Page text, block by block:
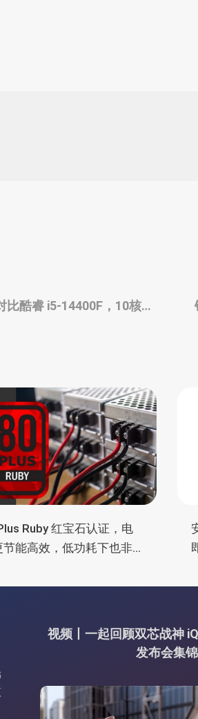
比酷睿 i5-14400F，10核
Ruby 红宝石认证，电
节能高效，低功耗下也非
视频丨一起回顾双芯战神
发布会集锦
视
频